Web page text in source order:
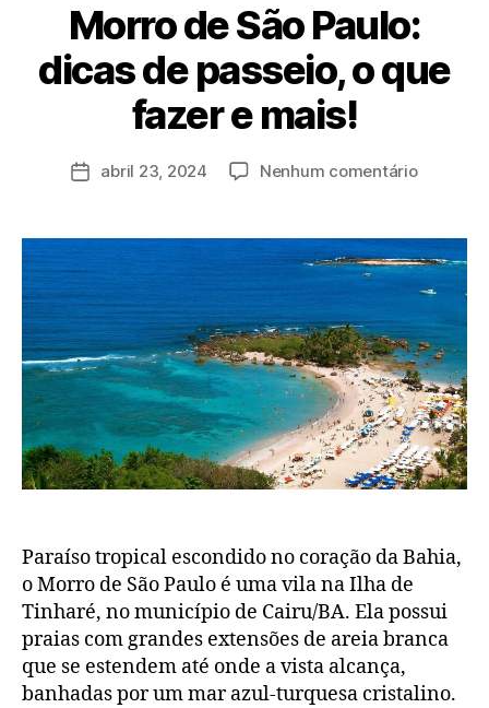
Morro de São Paulo:
dicas de passeio, o que
fazer e mais!
P
o
r
a
d
abril 23, 2024 Nenhum comentário
Paraíso tropical escondido no coração da Bahia,
o Morro de São Paulo é uma vila na Ilha de
Tinharé, no município de Cairu/BA. Ela possui
praias com grandes extensões de areia branca
que se estendem até onde a vista alcança,
banhadas por um mar azul-turquesa cristalino.